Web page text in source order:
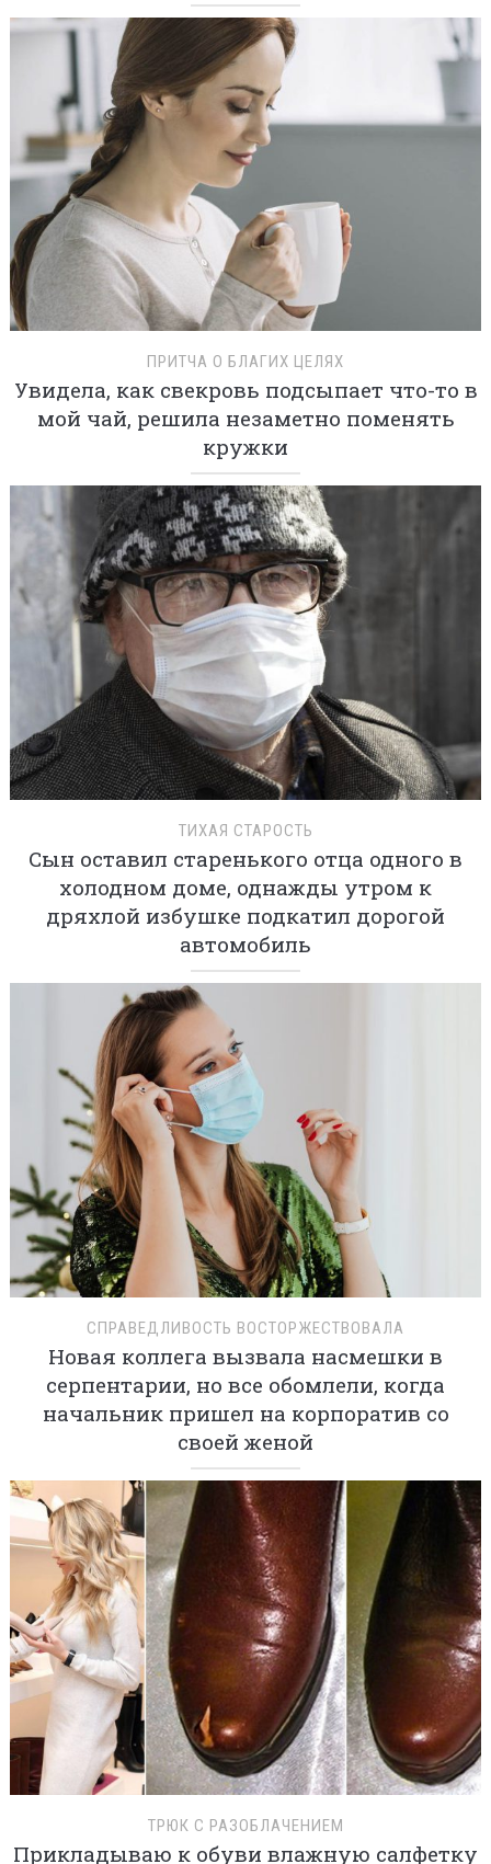
ПРИТЧА О БЛАГИХ ЦЕЛЯХ
Увидела, как свекровь подсыпает что-то в
мой чай, решила незаметно поменять
кружки
ТИХАЯ СТАРОСТЬ
Сын оставил старенького отца одного в
холодном доме, однажды утром к
дряхлой избушке подкатил дорогой
автомобиль
СПРАВЕДЛИВОСТЬ ВОСТОРЖЕСТВОВАЛА
Новая коллега вызвала насмешки в
серпентарии, но все обомлели, когда
начальник пришел на корпоратив со
своей женой
ТРЮК С РАЗОБЛАЧЕНИЕМ
Прикладываю к обуви влажную салфетку